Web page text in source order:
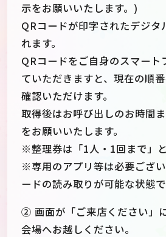
示をお願いいたします。)
QRコードが印字されたデジタ
れます。
QRコードをご自身のスマート
ていただきますと、現在の順
確認いただけます。
取得後はお呼び出しのお時間
をお願いいたします。
※整理券は「1人・1回まで」と
※専用のアプリ等は必要ござ
ードの読み取りが可能な状態
② 画面が「ご来店ください」
会場へお越しください。